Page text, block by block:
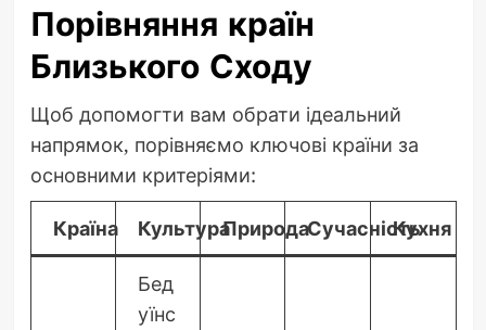
Порівняння країн
Близького Сходу
Щоб допомогти вам обрати ідеальний
напрямок, порівняємо ключові країни за
основними критеріями:
Країна КультураПриродаСучасністьКухня
Бед
уїнс